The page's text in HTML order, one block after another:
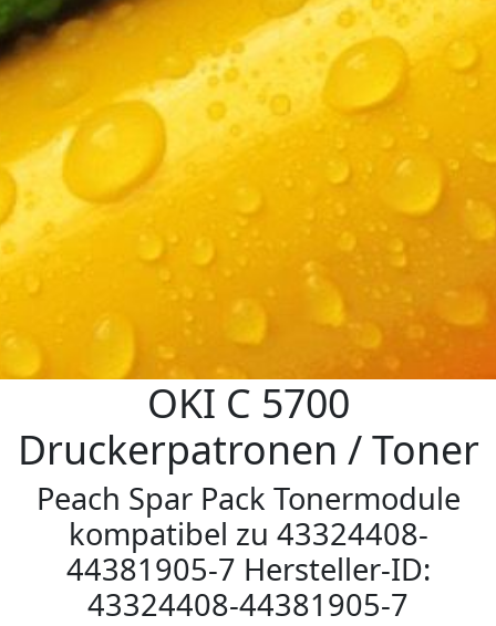
OKI C 5700
Druckerpatronen / Toner
Peach Spar Pack Tonermodule
kompatibel zu 43324408-
44381905-7 Hersteller-ID:
43324408-44381905-7